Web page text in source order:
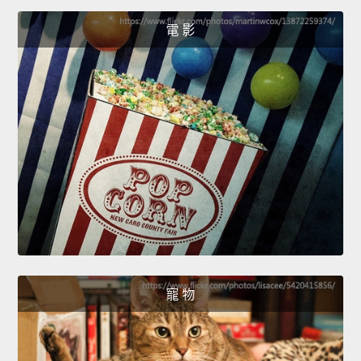
電 影
寵 物